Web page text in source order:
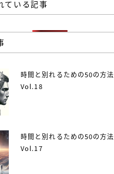
ている記事
時間と別れるための50の方法
Vol.18
時間と別れるための50の方法
Vol.17